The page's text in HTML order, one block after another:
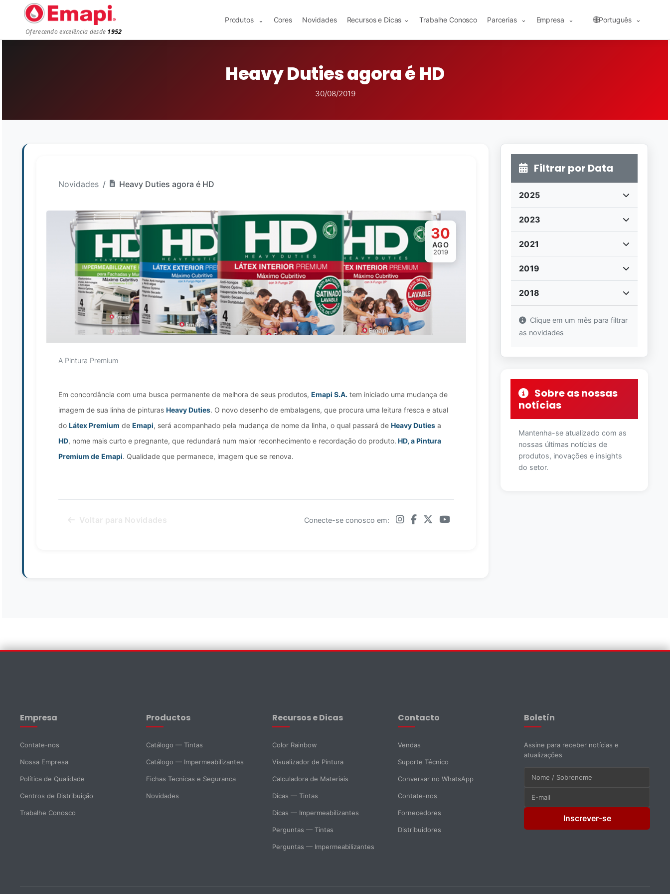
Oferecendo excelência desde 1952
Produtos ⌄ Cores Novidades Recursos e Dicas ⌄ Trabalhe Conosco Parcerias ⌄ Empresa ⌄ 🌐Português ⌄
Heavy Duties agora é HD
30/08/2019
Novidades Heavy Duties agora é HD
Loading image...
30
AGO
2019
A Pintura Premium
Em concordância com uma busca permanente de melhora de seus produtos, Emapi S.A. tem iniciado uma mudança de
imagem de sua linha de pinturas Heavy Duties. O novo desenho de embalagens, que procura uma leitura fresca e atual
do Látex Premium de Emapi, será acompanhado pela mudança de nome da linha, o qual passará de Heavy Duties a
HD, nome mais curto e pregnante, que redundará num maior reconhecimento e recordação do produto. HD, a Pintura
Premium de Emapi. Qualidade que permanece, imagem que se renova.
Conecte-se conosco em:
Filtrar por Data
2025
2023
2021
2019
2018
Clique em um mês para filtrar
as novidades
Sobre as nossas
notícias
Mantenha-se atualizado com as
nossas últimas notícias de
produtos, inovações e insights
do setor.
E-mail * Telefone
DNI * País *
Empresa
Contate-nos
Nossa Empresa
Política de Qualidade
Centros de Distribuição
Trabalhe Conosco
Productos
Catálogo — Tintas
Catálogo — Impermeabilizantes
Fichas Tecnicas e Seguranca
Novidades
Recursos e Dicas
Color Rainbow
Visualizador de Pintura
Calculadora de Materiais
Dicas — Tintas
Dicas — Impermeabilizantes
Perguntas — Tintas
Perguntas — Impermeabilizantes
Contacto
Vendas
Suporte Técnico
Conversar no WhatsApp
Contate-nos
Fornecedores
Distribuidores
Boletín
Assine para receber notícias e
atualizações
Inscrever-se